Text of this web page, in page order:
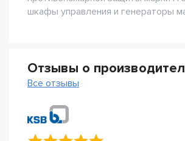
шкафы управления и генераторы
Отзывы о
Все отзывы